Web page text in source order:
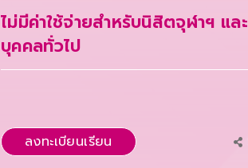
ไม่มีค่าใช้จ่ายสำหรับนิสิตจุฬาฯ และ
บุคคลทั่วไป
ลงทะเบียนเรียน